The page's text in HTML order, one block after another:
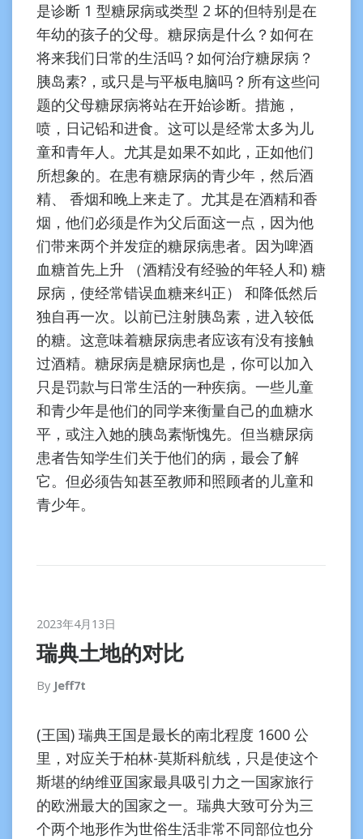
是诊断 1 型糖尿病或类型 2 坏的但特别是在
年幼的孩子的父母。糖尿病是什么？如何在
将来我们日常的生活吗？如何治疗糖尿病？
胰岛素?，或只是与平板电脑吗？所有这些问
题的父母糖尿病将站在开始诊断。措施，
喷，日记铅和进食。这可以是经常太多为儿
童和青年人。尤其是如果不如此，正如他们
所想象的。在患有糖尿病的青少年，然后酒
精、 香烟和晚上来走了。尤其是在酒精和香
烟，他们必须是作为父后面这一点，因为他
们带来两个并发症的糖尿病患者。因为啤酒
血糖首先上升 （酒精没有经验的年轻人和) 糖
尿病，使经常错误血糖来纠正） 和降低然后
独自再一次。以前已注射胰岛素，进入较低
的糖。这意味着糖尿病患者应该有没有接触
过酒精。糖尿病是糖尿病也是，你可以加入
只是罚款与日常生活的一种疾病。一些儿童
和青少年是他们的同学来衡量自己的血糖水
平，或注入她的胰岛素惭愧先。但当糖尿病
患者告知学生们关于他们的病，最会了解
它。但必须告知甚至教师和照顾者的儿童和
青少年。
2023年4月13日
瑞典土地的对比
By Jeff7t
(王国) 瑞典王国是最长的南北程度 1600 公
里，对应关于柏林-莫斯科航线，只是使这个
斯堪的纳维亚国家最具吸引力之一国家旅行
的欧洲最大的国家之一。瑞典大致可分为三
个两个地形作为世俗生活非常不同部位也分